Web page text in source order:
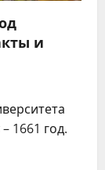
и
1661 год.